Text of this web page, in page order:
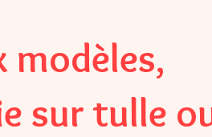
modèles,
sur tulle